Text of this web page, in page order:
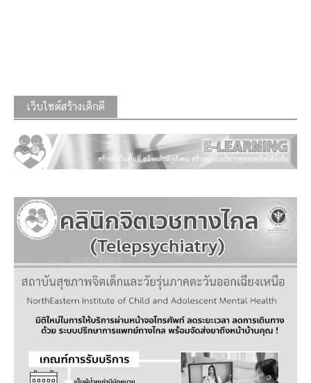
เว็บไซต์สร้างเด็กดี